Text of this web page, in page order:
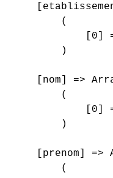
        (
[0]
        )
[nom] =>
        (
[0]
        )
[prenom] =>
        (